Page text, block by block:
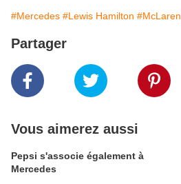
#Mercedes #Lewis Hamilton #McLaren
Partager
Vous aimerez aussi
Pepsi s'associe également à
Mercedes